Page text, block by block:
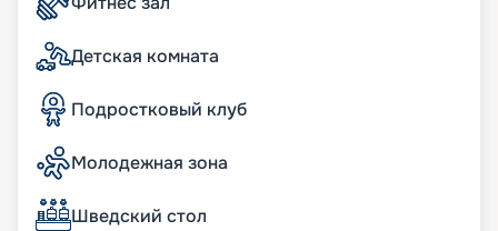
Детская комната
Подростковый клуб
Молодежная зона
Шведский стол